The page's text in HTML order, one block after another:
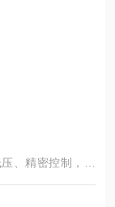
、精密控制，在
完整，国内常见